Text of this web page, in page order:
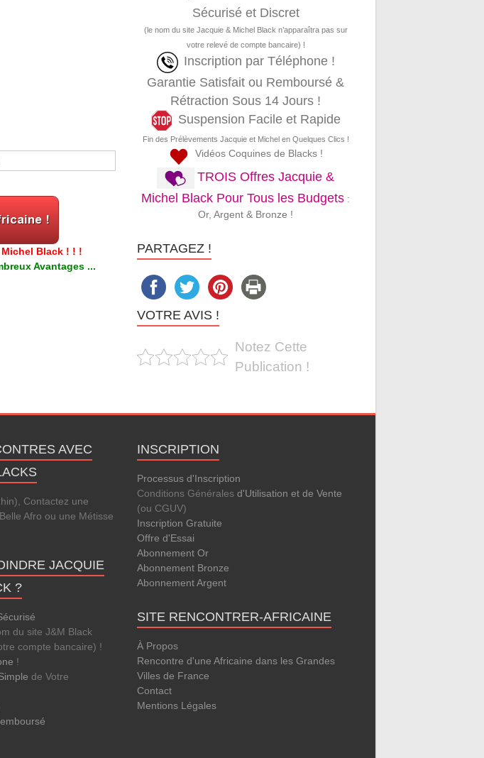
Black ! ! !
Avantages ...
Sécurisé et Discret
(le nom du site Jacquie & Michel Black n’apparaîtra pas sur
votre relevé de compte bancaire) !
Inscription par Téléphone !
Garantie Satisfait ou Remboursé &
Rétraction Sous 14 Jours !
Suspension Facile et Rapide
Fin des Prélèvements Jacquie et Michel en Quelques Clics !
Vidéos Coquines de Blacks !
TROIS Offres Jacquie &
Michel Black Pour Tous les Budgets :
Or, Argent & Bronze !
PARTAGEZ !
VOTRE AVIS !
Notez Cette
Publication !
AVEC
Contactez une
Afro ou une Métisse
JACQUIE
?
du site J&M Black
compte bancaire) !
!
de Votre
INSCRIPTION
Processus d'Inscription
Conditions Générales d'Utilisation et de Vente
(ou CGUV)
Inscription Gratuite
Offre d'Essai
Abonnement Or
Abonnement Bronze
Abonnement Argent
SITE RENCONTRER-AFRICAINE
À Propos
Rencontre d'une Africaine dans les Grandes
Villes de France
Contact
Mentions Légales